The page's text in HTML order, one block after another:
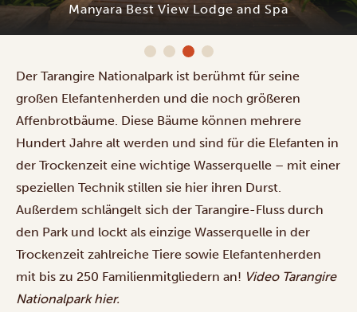
Ang'ata Tarangire Camp
Der Tarangire Nationalpark ist berühmt für seine
großen Elefantenherden und die noch größeren
Affenbrotbäume. Diese Bäume können mehrere
Hundert Jahre alt werden und sind für die Elefanten in
der Trockenzeit eine wichtige Wasserquelle – mit einer
speziellen Technik stillen sie hier ihren Durst.
Außerdem schlängelt sich der Tarangire-Fluss durch
den Park und lockt als einzige Wasserquelle in der
Trockenzeit zahlreiche Tiere sowie Elefantenherden
mit bis zu 250 Familienmitgliedern an! Video Tarangire
Nationalparkhier.